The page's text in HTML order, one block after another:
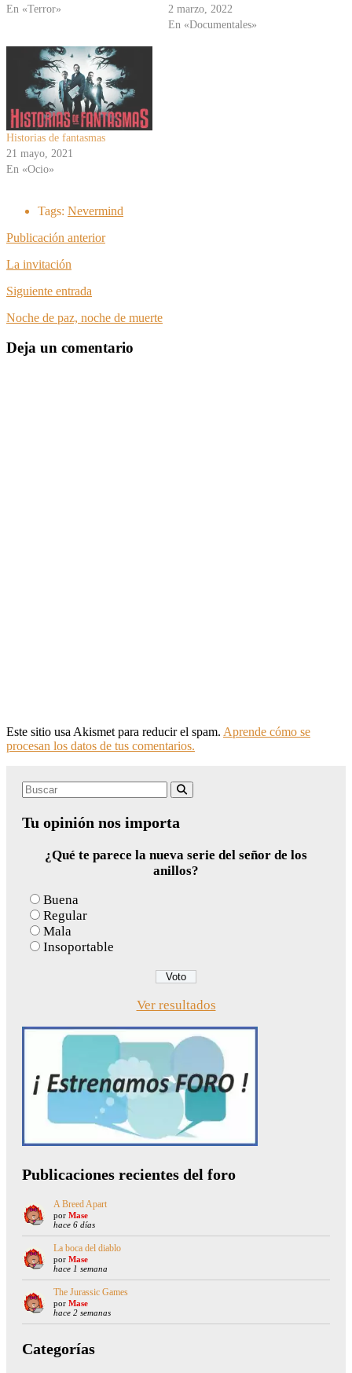
En «Terror»
2 marzo, 2022
En «Documentales»
Historias de fantasmas
21 mayo, 2021
En «Ocio»
Tags: Nevermind
Publicación anterior
La invitación
Siguiente entrada
Noche de paz, noche de muerte
Deja un comentario
Este sitio usa Akismet para reducir el spam. Aprende cómo se
procesan los datos de tus comentarios.
Search
Tu opinión nos importa
¿Qué te parece la nueva serie del señor de los
anillos?
Buena
Regular
Mala
Insoportable
Ver resultados
Publicaciones recientes del foro
A Breed Apart
por Mase
hace 6 días
La boca del diablo
por Mase
hace 1 semana
The Jurassic Games
por Mase
hace 2 semanas
Categorías